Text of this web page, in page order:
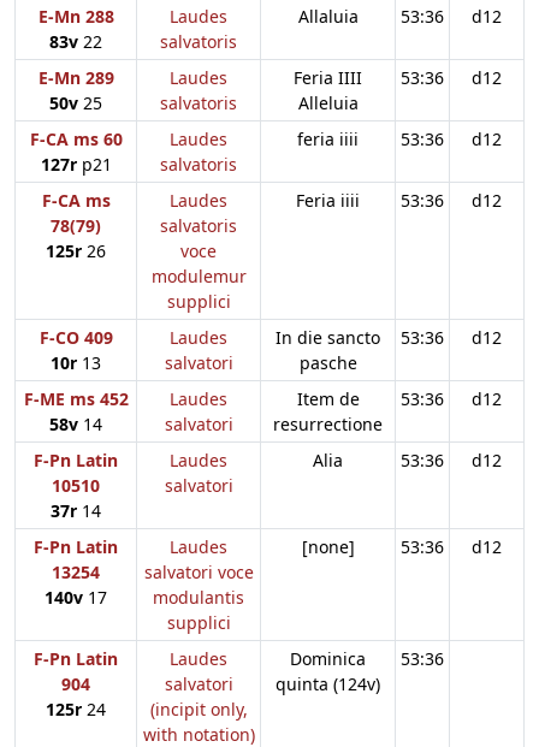
E-Mn 288
83v 22
Laudes
salvatoris
Allaluia 53:36 d12
E-Mn 289
50v 25
Laudes
salvatoris
Feria IIII
Alleluia
53:36 d12
F-CA ms 60
127rp21
Laudes
salvatoris
feria iiii 53:36 d12
F-CA ms
78(79)
125r 26
Laudes
salvatoris
voce
modulemur
supplici
Feria iiii 53:36 d12
F-CO 409
10r 13
Laudes
salvatori
In die sancto
pasche
53:36 d12
F-ME ms 452
58v 14
Laudes
salvatori
Item de
resurrectione
53:36 d12
F-Pn Latin
10510
37r 14
Laudes
salvatori
Alia 53:36 d12
F-Pn Latin
13254
140v 17
Laudes
salvatori voce
modulantis
supplici
[none] 53:36 d12
F-Pn Latin
904
125r 24
Laudes
salvatori
(incipit only,
with notation)
Dominica
quinta (124v)
53:36